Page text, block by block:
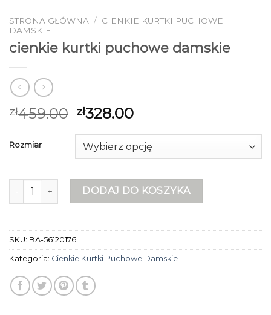
STRONA GŁÓWNA / CIENKIE KURTKI PUCHOWE
DAMSKIE
cienkie kurtki puchowe damskie
zł459.00 zł328.00
Rozmiar
ilość cienkie kurtki puchowe damskie
DODAJ DO KOSZYKA
SKU: BA-56120176
Kategoria: Cienkie Kurtki Puchowe Damskie